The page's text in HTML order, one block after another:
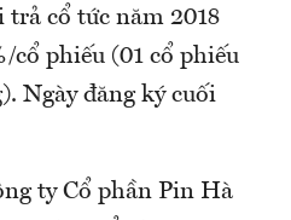
trả cổ tức năm 2018
cổ phiếu (01 cổ phiếu
Ngày đăng ký cuối
ty Cổ phần Pin Hà